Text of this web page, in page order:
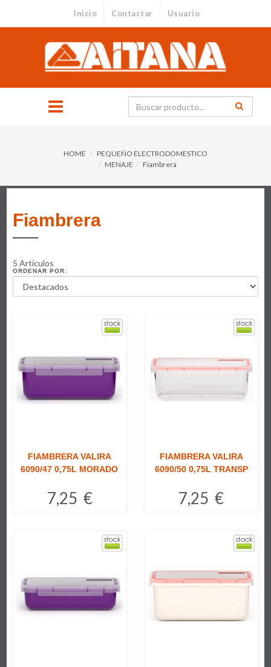
Inicio Contactar Usuario
HOME
PEQUEÑO ELECTRODOMESTICO
MENAJE
Fiambrera
Fiambrera
5 Artículos
ORDENAR POR:
FIAMBRERA VALIRA
6090/47 0,75L MORADO
7,25 €
FIAMBRERA VALIRA
6090/50 0,75L TRANSP
7,25 €